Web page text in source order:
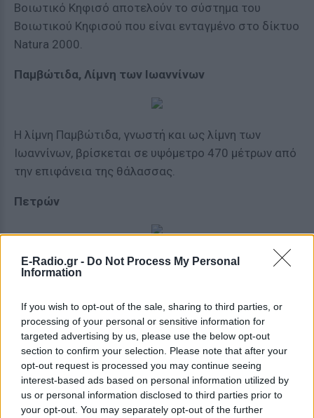
E-Radio.gr - Do Not Process My Personal
Information
If you wish to opt-out of the sale, sharing to third parties, or
processing of your personal or sensitive information for
targeted advertising by us, please use the below opt-out
section to confirm your selection. Please note that after your
opt-out request is processed you may continue seeing
interest-based ads based on personal information utilized by
us or personal information disclosed to third parties prior to
your opt-out. You may separately opt-out of the further
Βοιωτικό Κηφισό αποτελούν το σύστημα του
Βοιωτικού Κηφισού που είναι ενταγμένο στο δίκτυο
Natura 2000.
Παμβώτιδα, Λίμνη των Ιωαννίνων
Η λίμνη Παμβώτιδα, γνωστή και ως λίμνη των
Ιωαννίνων, βρίσκεται σε υψόμετρο 470 μέτρων από
την επιφάνεια της θάλασσας.
Πετρών
Η Λίμνη Πετρών είναι λίμνη της βόρειας Ελλάδας,
που βρίσκεται στα νότια του νομού Φλώρινας,
ΔΙΑΦΗΜΙΣΗ